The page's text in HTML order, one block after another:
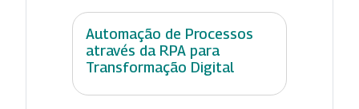
Automação de Processos
através da RPA para
Transformação Digital